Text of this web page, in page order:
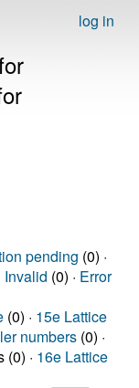
log in
pending (0) ·
Invalid (0) · Error
(0) · 15e Lattice
numbers (0) ·
· 16e Lattice